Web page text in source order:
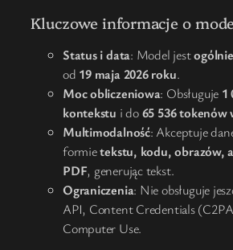
Kluczowe informacje o
Status i data: Model jest
od 19 maja 2026 roku.
Moc obliczeniowa: Obsługuje 1
kontekstu i do65 536 tokenów
Multimodalność: Akceptuje
formietekstu, kodu, obrazów,
PDF, generując tekst.
Ograniczenia: Nie obsługuje
API, Content Credentials
Computer Use.